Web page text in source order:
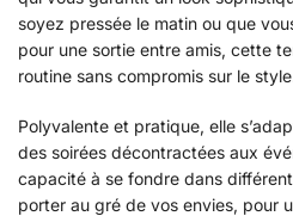
soyez pressée le matin ou que
pour une sortie entre amis, cette
routine sans compromis sur le
Polyvalente et pratique, elle
des soirées décontractées aux
capacité à se fondre dans
porter au gré de vos envies, pour